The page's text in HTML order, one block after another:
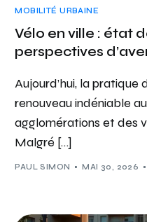
MOBILITÉ URBAINE
Vélo en ville : état
perspectives
Aujourd’hui, la pratique
renouveau indéniable
agglomérations et des
Malgré […]
PAUL SIMON MAI 30, 2026